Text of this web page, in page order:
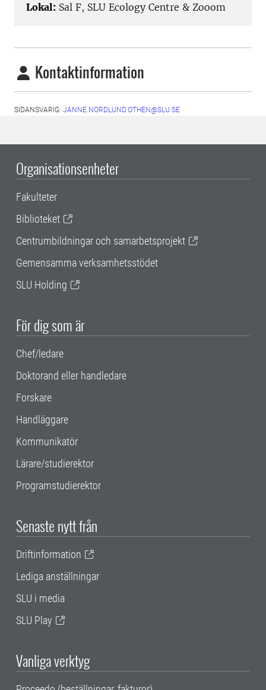
Lokal: Sal F, SLU Ecology Centre & Zooom
Kontaktinformation
SIDANSVARIG: JANNE.NORDLUND.OTHEN@SLU.SE
Organisationsenheter
Fakulteter
Biblioteket
Centrumbildningar och samarbetsprojekt
Gemensamma verksamhetsstödet
SLU Holding
För dig som är
Chef/ledare
Doktorand eller handledare
Forskare
Handläggare
Kommunikatör
Lärare/studierektor
Programstudierektor
Senaste nytt från
Driftinformation
Lediga anställningar
SLU i media
SLU Play
Vanliga verktyg